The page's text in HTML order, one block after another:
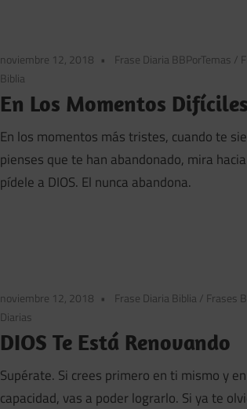
noviembre 12, 2018 Frase Diaria BBPorTemas /
Biblia
En Los Momentos Difíciles
En los momentos más tristes, cuando te
pienses que te han abandonado, mira
pídele a DIOS. El nunca abandona.
noviembre 12, 2018 Frase Diaria Biblia / Frases
Diarias
DIOS Te Está Renovando
Supérate. Si crees primero en ti mismo y
capacidad, vas a poder lograrlo. Si ya te